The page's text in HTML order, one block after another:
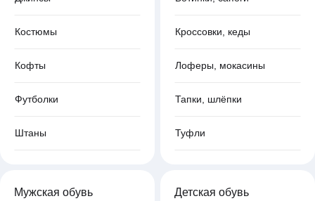
Костюмы
Кофты
Футболки
Штаны
Кроссовки, кеды
Лоферы, мокасины
Тапки, шлёпки
Туфли
Мужская обувь Детская обувь